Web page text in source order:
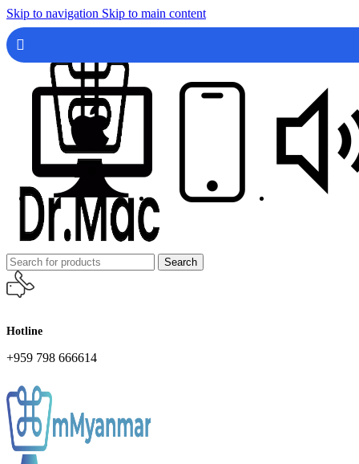
Skip to navigation Skip to main content
Search
Hotline
+959 798 666614